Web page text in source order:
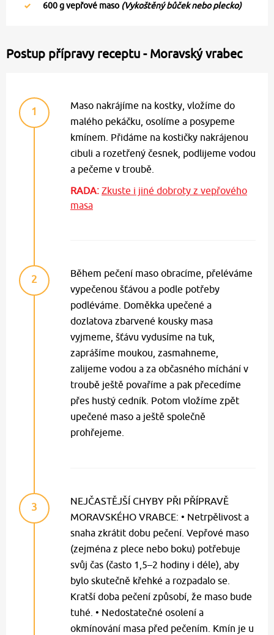
600g vepřové maso (Vykoštěný bůček nebo plecko)
Postup přípravy receptu - Moravský vrabec
1
Maso nakrájíme na kostky, vložíme do
malého pekáčku, osolíme a posypeme
kmínem. Přidáme na kostičky nakrájenou
cibuli a rozetřený česnek, podlijeme vodou
a pečeme v troubě.
RADA: Zkuste i jiné dobroty z vepřového
masa
2
Během pečení maso obracíme, přeléváme
vypečenou šťávou a podle potřeby
podléváme. Doměkka upečené a
dozlatova zbarvené kousky masa
vyjmeme, šťávu vydusíme na tuk,
zaprášíme moukou, zasmahneme,
zalijeme vodou a za občasného míchání v
troubě ještě povaříme a pak přecedíme
přes hustý cedník. Potom vložíme zpět
upečené maso a ještě společně
prohřejeme.
3
NEJČASTĚJŠÍ CHYBY PŘI PŘÍPRAVĚ
MORAVSKÉHO VRABCE: • Netrpělivost a
snaha zkrátit dobu pečení. Vepřové maso
(zejména z plece nebo boku) potřebuje
svůj čas (často 1,5–2 hodiny i déle), aby
bylo skutečně křehké a rozpadalo se.
Kratší doba pečení způsobí, že maso bude
tuhé. • Nedostatečné osolení a
okmínování masa před pečením. Kmín je u